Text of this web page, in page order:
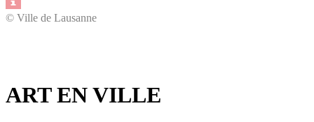
© Ville de Lausanne
ART EN VILLE